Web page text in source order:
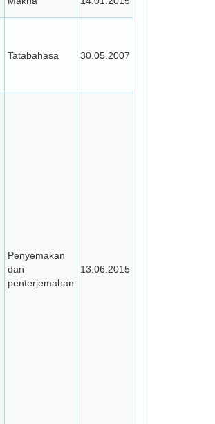
Tatabahasa 30.05.2007
Penyemakan
dan
penterjemahan
13.06.2015